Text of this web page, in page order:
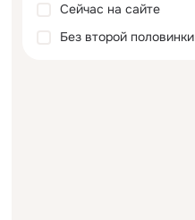
Сейчас на сайте
Без второй половинки